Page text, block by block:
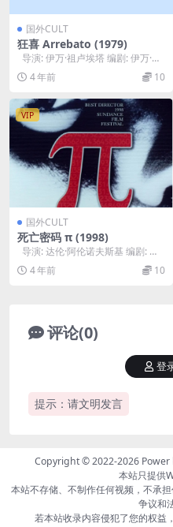
国外CULT
狂喜 Arrebato (1979)
导演: 伊万·祖卢埃塔 编剧: 伊万·祖
卢埃塔 主演: 欧塞维奥·...
4 年前 10
VIP
国外CULT
死亡密码 π (1998)
导演: 达伦·阿伦诺夫斯基 编剧: 达
伦·阿伦诺夫斯基 / 肖恩·...
4 年前 10
评论(0)
提示：请文明发言
登
Copyright © 2022-2026 Power
本站只提供
本站不存储、不制作任何视频，不承
争议和
若本站收录内容侵犯了您的权益